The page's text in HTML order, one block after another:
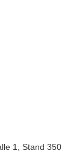
1, Stand 350